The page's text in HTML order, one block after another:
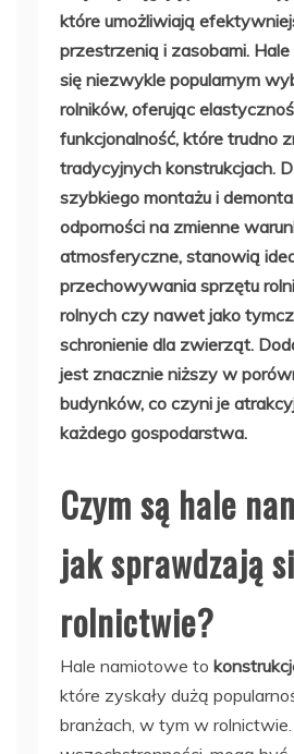
które umożliwiają
przestrzenią i zasobami.
się niezwykle popularnym
rolników, oferując
funkcjonalność, które trudno
tradycyjnych konstrukcjach.
szybkiego montażu i
odporności na zmienne
atmosferyczne, stanowią
przechowywania sprzętu
rolnych czy nawet jako
schronienie dla zwierząt.
jest znacznie niższy w
budynków, co czyni je
każdego gospodarstwa.
Czym są hale
jak sprawdzają
rolnictwie?
Hale namiotowe to
które zyskały dużą
branżach, w tym w